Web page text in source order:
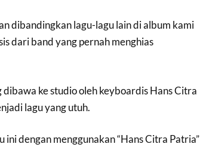
dibandingkan lagu-lagu lain di album kami
dari band yang pernah menghias
ke studio oleh keyboardis Hans Citra
lagu yang utuh.
dengan menggunakan “Hans Citra Patria”